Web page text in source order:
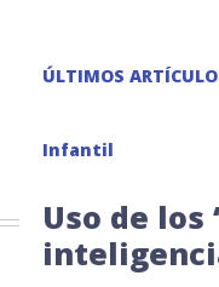
ÚLTIMOS
Infantil
Uso de los